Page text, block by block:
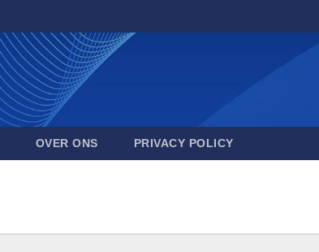
OVER ONS PRIVACY POLICY